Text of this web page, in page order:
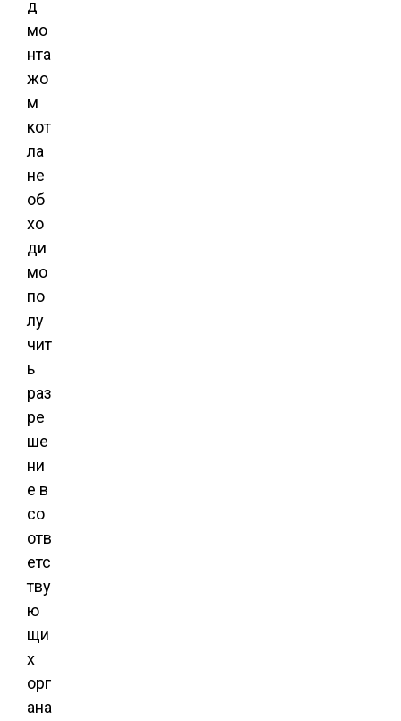
д
мо
нта
жо
м
кот
ла
не
об
хо
ди
мо
по
лу
чит
ь
раз
ре
ше
ни
е в
со
отв
етс
тву
ю
щи
х
орг
ана